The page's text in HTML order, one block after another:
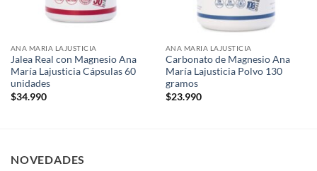
ANA MARIA LAJUSTICIA
Jalea Real con Magnesio Ana
María Lajusticia Cápsulas 60
unidades
$34.990
ANA MARIA LAJUSTICIA
Carbonato de Magnesio Ana
María Lajusticia Polvo 130
gramos
$23.990
NOVEDADES